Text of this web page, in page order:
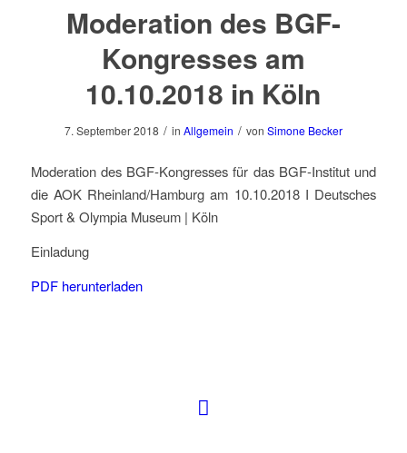
Moderation des BGF-
Kongresses am
10.10.2018 in Köln
7. September 2018 / in Allgemein / von Simone Becker
Moderation des BGF-Kongresses für das BGF-Institut und
die AOK Rheinland/Hamburg am 10.10.2018 I Deutsches
Sport & Olympia Museum | Köln
Einladung
PDF herunterladen